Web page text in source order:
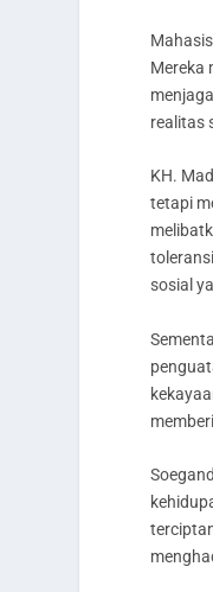
Mereka
realitas
KH.
tetapi
sosial